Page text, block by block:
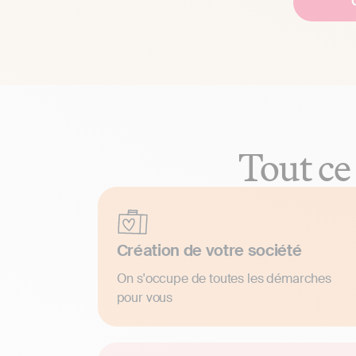
Tout
Création de votre société
On s'occupe de toutes les démarches
pour vous